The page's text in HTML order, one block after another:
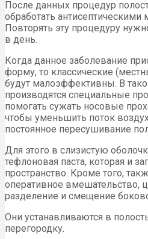
После данных процедур
обработать
Повторять эту процедуру
в день.
Когда данное заболевание
форму, то классические
будут малоэффективны. В
производятся специальные
помогать сужать носовые
чтобы уменьшить поток
постоянное пересушивание
Для этого в слизистую
тефлоновая паста, которая и
пространство. Кроме того,
оперативное вмешательство,
разделение и смещение
Они устанавливаются в
перегородку.